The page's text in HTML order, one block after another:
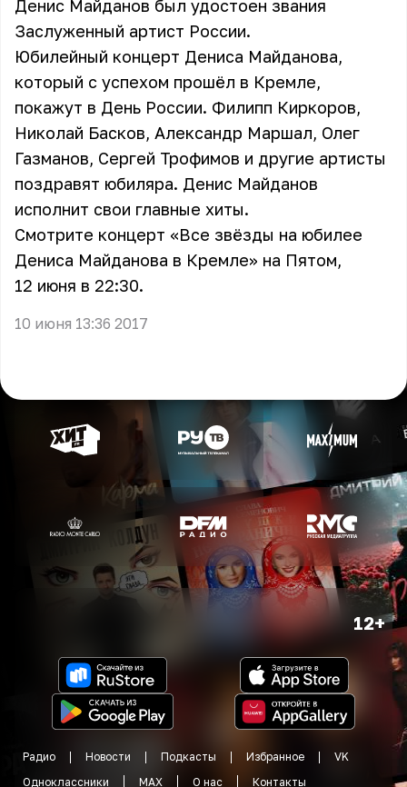
Денис Майданов был удостоен звания
Заслуженный артист России.
Юбилейный концерт Дениса Майданова,
который с успехом прошёл в Кремле,
покажут в День России. Филипп Киркоров,
Николай Басков, Александр Маршал, Олег
Газманов, Сергей Трофимов и другие артисты
поздравят юбиляра. Денис Майданов
исполнит свои главные хиты.
Смотрите концерт «Все звёзды на юбилее
Дениса Майданова в Кремле» на Пятом,
12 июня в 22:30.
10 июня 13:36 2017
12+
Радио Новости Подкасты Избранное
VK
Одноклассники
MAX О нас Контакты